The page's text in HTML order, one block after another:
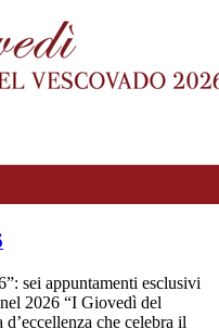
sei appuntamenti esclusivi
2026 “I Giovedì del
che celebra il